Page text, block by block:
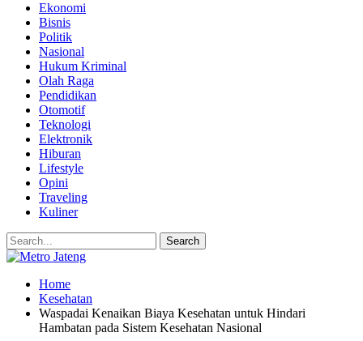
Ekonomi
Bisnis
Politik
Nasional
Hukum Kriminal
Olah Raga
Pendidikan
Otomotif
Teknologi
Elektronik
Hiburan
Lifestyle
Opini
Traveling
Kuliner
Home
Kesehatan
Waspadai Kenaikan Biaya Kesehatan untuk Hindari
Hambatan pada Sistem Kesehatan Nasional